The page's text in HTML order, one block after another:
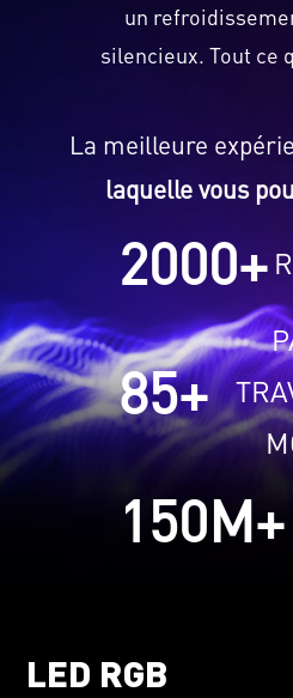
un
silencieux. Tout ce
La meilleure
laquelle vous
2000+
85+
150M+
LED RGB